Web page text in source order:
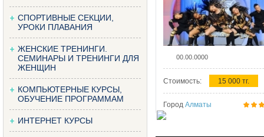
СПОРТИВНЫЕ СЕКЦИИ,
УРОКИ ПЛАВАНИЯ
ЖЕНСКИЕ ТРЕНИНГИ.
СЕМИНАРЫ И ТРЕНИНГИ ДЛЯ
ЖЕНЩИН
КОМПЬЮТЕРНЫЕ КУРСЫ,
ОБУЧЕНИЕ ПРОГРАММАМ
ИНТЕРНЕТ КУРСЫ
00.00.0000
Стоимость: 15 000 тг.
Город Алматы